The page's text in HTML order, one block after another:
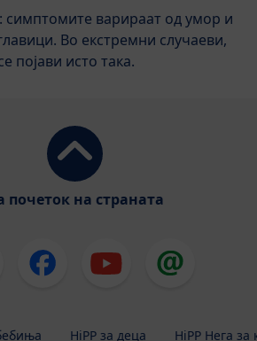
симптомите варираат од умор и
Во екстремни случаеви,
појави исто така.
почеток на страната
HiPP за деца HiPP Нега за